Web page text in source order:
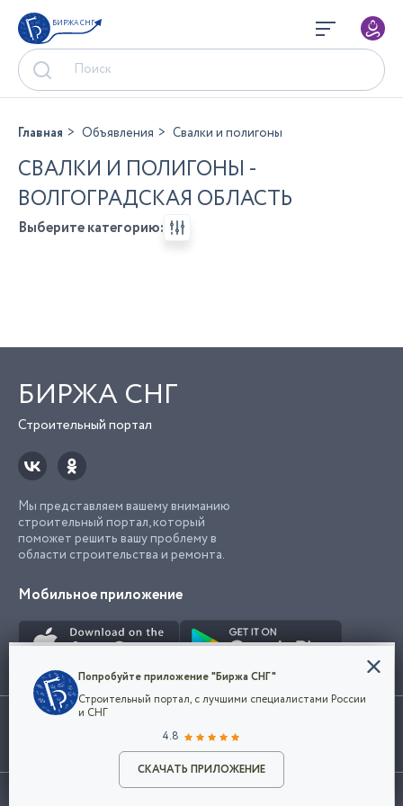
БИРЖА СНГ
Разместить объявление
Главная Объявления Свалки и полигоны
СВАЛКИ И ПОЛИГОНЫ -
ВОЛГОГРАДСКАЯ ОБЛАСТЬ
Выберите категорию:
БИРЖА СНГ
Строительный портал
Мы представляем вашему вниманию
строительный портал, который
поможет решить вашу проблему в
области строительства и ремонта.
Мобильное приложение
Использование сайта, в том числе подача объявлений, означает
марки представленные на сайте являются собственностью их
©2026Биржа СНГ
Конфиденциальность
Мы используем файлы cookie, чтобы сделать
наш сайт удобным для каждого
Политикой конфиденциальности компании
и принимаете условия использования cookie.
Попробуйте приложение "Биржа СНГ"
Строительный портал, с лучшими специалистами России
и СНГ
4.8
СКАЧАТЬ ПРИЛОЖЕНИЕ